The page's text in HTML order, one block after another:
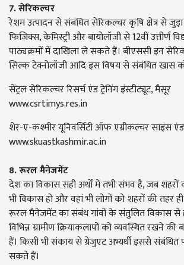
7.सेरिकल्चर
रेशम उत्पादन से संबंधित सेरिकल्चर कृषि क्षेत्र से जुड़ा
फिजिक्स, केमिस्ट्री और बायोलॉजी से 12वीं उत्तीर्ण
पाठ्यक्रमों में दाखिला ले सकते हैं। बीएससी इन
सिल्क टेक्नोलॉजी आदि इस विषय से संबंधित खास
सेंट्रल सेरिकल्चर रिसर्च एंड ट्रेनिंग इंस्टीट्यूट, मैसूर
www.csrtimys.res.in
शेर-ए-कश्मीर यूनिवर्सिटी ऑफ एग्रीकल्चर साइंस
www.skuastkashmir.ac.in
8.रूरल मैनेजमेंट
देश का विकास सही अर्थों में तभी संभव है, जब शहरों
भी विकास हो और वहां भी लोगों को शहरों की तहर
रूरल मैनेजमेंट का संबंध गांवों के संतुलित विकास से
विभिन्न ग्रामीण क्रियाकलापों को व्यवस्थित रखने की
हैं। किसी भी संकाय से ग्रेजुएट अभ्यर्थी इससे संबंधित
सकते हैं।